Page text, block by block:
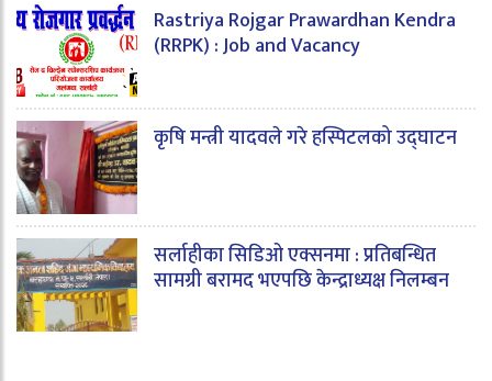
Rastriya Rojgar Prawardhan Kendra
(RRPK) : Job and Vacancy
कृषि मन्त्री यादवले गरे हस्पिटलको उद्घाटन
सर्लाहीका सिडिओ एक्सनमा : प्रतिबन्धित
सामग्री बरामद भएपछि केन्द्राध्यक्ष निलम्बन